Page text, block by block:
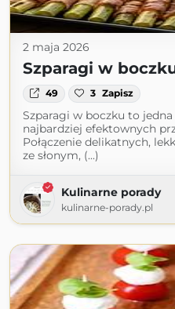
2 maja 2026
Szparagi w
49 3 Zapisz
Szparagi w boczku to
najbardziej efektownych
Połączenie delikatnych,
ze słonym, (...)
Kulinarne porady
kulinarne-porady.pl